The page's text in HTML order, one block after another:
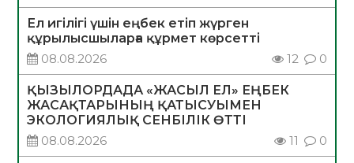
Ел игілігі үшін еңбек етіп жүрген
құрылысшыларға құрмет көрсетті
08.08.2026
12 0
ҚЫЗЫЛОРДАДА «ЖАСЫЛ ЕЛ» ЕҢБЕК
ЖАСАҚТАРЫНЫҢ ҚАТЫСУЫМЕН
ЭКОЛОГИЯЛЫҚ СЕНБІЛІК ӨТТІ
08.08.2026
11 0